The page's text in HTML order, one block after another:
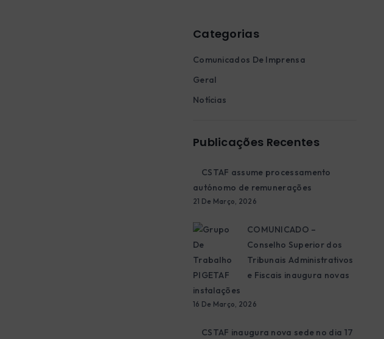
Categorias
Comunicados De Imprensa
Geral
Notícias
Publicações Recentes
CSTAF assume processamento
autónomo de remunerações
21 De Março, 2026
COMUNICADO –
Conselho Superior dos
Tribunais Administrativos
e Fiscais inaugura novas
instalações
16 De Março, 2026
CSTAF inaugura nova sede no dia 17